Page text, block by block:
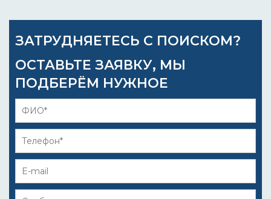
ЗАТРУДНЯЕТЕСЬ С ПОИСКОМ?
ОСТАВЬТЕ ЗАЯВКУ, МЫ
ПОДБЕРЁМ НУЖНОЕ